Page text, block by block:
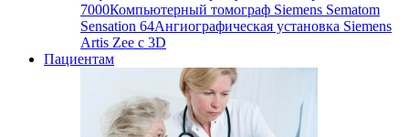
7000Компьютерный томограф Siemens Sematom
Sensation 64Ангиографическая установка Siemens
Artis Zee с 3D
Пациентам